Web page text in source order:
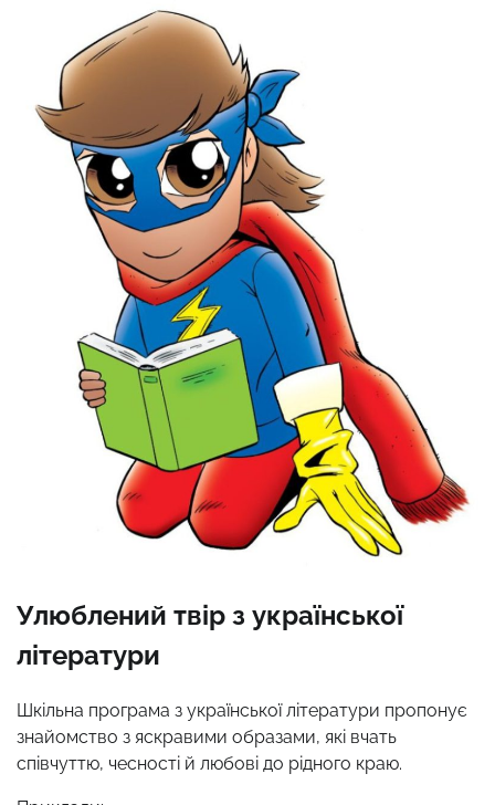
Улюблений твір з української
літератури
Шкільна програма з української літератури пропонує
знайомство з яскравими образами, які вчать
співчуттю, чесності й любові до рідного краю.